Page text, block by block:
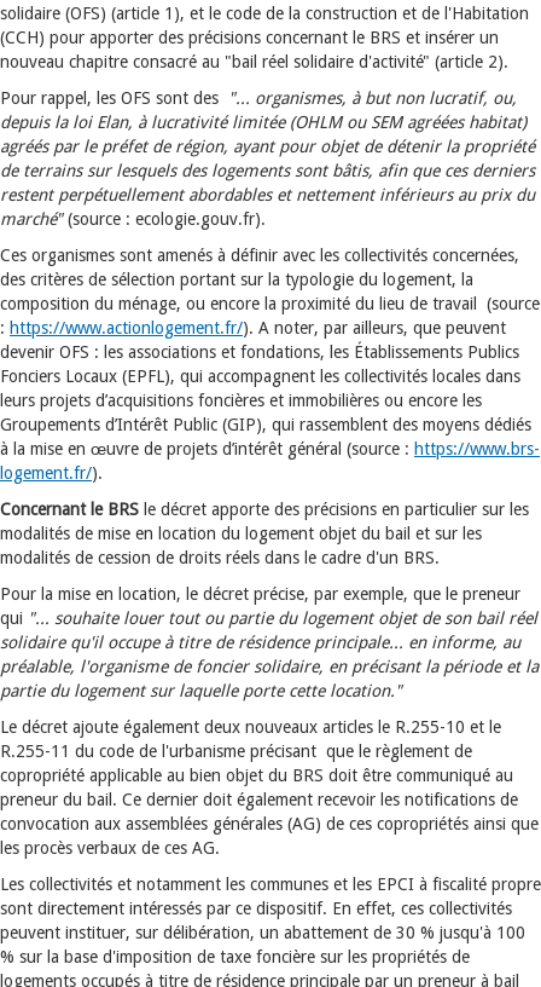
solidaire (OFS) (article 1), et le code de la construction et de l'Habitation
(CCH) pour apporter des précisions concernant le BRS et insérer un
nouveau chapitre consacré au "bail réel solidaire d'activité" (article 2).
Pour rappel, les OFS sont des "... organismes, à but non lucratif, ou,
depuis la loi Elan, à lucrativité limitée (OHLM ou SEM agréées habitat)
agréés par le préfet de région, ayant pour objet de détenir la propriété
de terrains sur lesquels des logements sont bâtis, afin que ces derniers
restent perpétuellement abordables et nettement inférieurs au prix du
marché"(source : ecologie.gouv.fr).
Ces organismes sont amenés à définir avec les collectivités concernées,
des critères de sélection portant sur la typologie du logement, la
composition du ménage, ou encore la proximité du lieu de travail (source
: https://www.actionlogement.fr/). A noter, par ailleurs, que peuvent
devenir OFS : les associations et fondations, les Établissements Publics
Fonciers Locaux (EPFL), qui accompagnent les collectivités locales dans
leurs projets d’acquisitions foncières et immobilières ou encore les
Groupements d’Intérêt Public (GIP), qui rassemblent des moyens dédiés
à la mise en œuvre de projets d’intérêt général (source : https://www.brs-
logement.fr/).
Concernant le BRS le décret apporte des précisions en particulier sur les
modalités de mise en location du logement objet du bail et sur les
modalités de cession de droits réels dans le cadre d'un BRS.
Pour la mise en location, le décret précise, par exemple, que le preneur
qui "... souhaite louer tout ou partie du logement objet de son bail réel
solidaire qu'il occupe à titre de résidence principale... en informe, au
préalable, l'organisme de foncier solidaire, en précisant la période et la
partie du logement sur laquelle porte cette location."
Le décret ajoute également deux nouveaux articles le R.255-10 et le
R.255-11 du code de l'urbanisme précisant que le règlement de
copropriété applicable au bien objet du BRS doit être communiqué au
preneur du bail. Ce dernier doit également recevoir les notifications de
convocation aux assemblées générales (AG) de ces copropriétés ainsi que
les procès verbaux de ces AG.
Les collectivités et notamment les communes et les EPCI à fiscalité propre
sont directement intéressés par ce dispositif. En effet, ces collectivités
peuvent instituer, sur délibération, un abattement de 30 % jusqu'à 100
% sur la base d'imposition de taxe foncière sur les propriétés de
logements occupés à titre de résidence principale par un preneur à bail